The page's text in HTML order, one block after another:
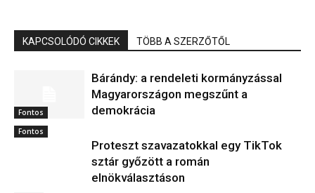
KAPCSOLÓDÓ CIKKEK TÖBB A SZERZŐTŐL
Fontos
Bárándy: a rendeleti kormányzással
Magyarországon megszűnt a
demokrácia
Fontos
Proteszt szavazatokkal egy TikTok
sztár győzött a román
elnökválasztáson